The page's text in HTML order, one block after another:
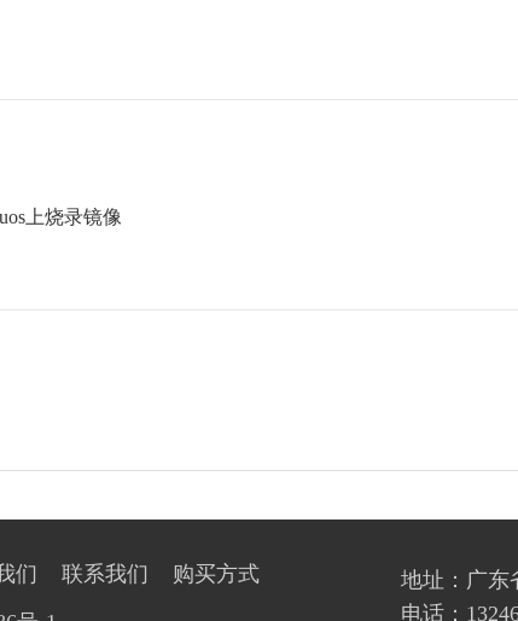
上烧录镜像
们 联系我们
购买方式
地址：广东
电话：